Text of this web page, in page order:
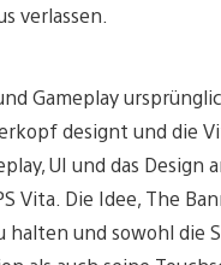
verlassen.
Gameplay
designt und die
UI und das Design
Vita. Die Idee, The
halten und sowohl die